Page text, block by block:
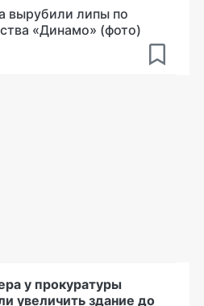
вырубили липы по
«Динамо» (фото)
у прокуратуры
увеличить здание до